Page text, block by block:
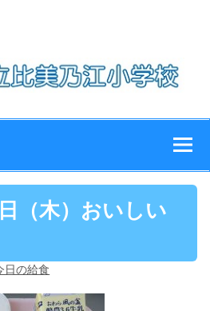
江小学校
（木）おいしい
日の給食